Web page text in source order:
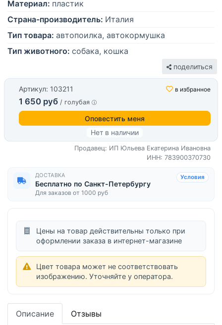
Материал: пластик
Страна-производитель: Италия
Тип товара: автопоилка, автокормушка
Тип животного: собака, кошка
поделиться
Артикул: 103211 в избранное
1 650 руб / голубая
Оповестить меня
Нет в наличии
Продавец: ИП Юльева Екатерина Ивановна
ИНН: 783900370730
ДОСТАВКА
Бесплатно по Санкт-Петербургу
Для заказов от 1000 руб
Условия
Цены на товар действительны только при
оформлении заказа в интернет-магазине
Цвет товара может не соответствовать
изображению. Уточняйте у оператора.
Описание Отзывы